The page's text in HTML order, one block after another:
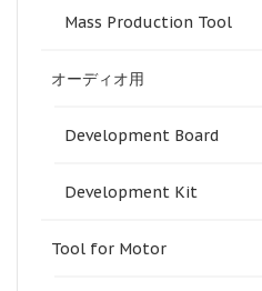
Mass Production Tool
オーディオ用
Development Board
Development Kit
Tool for Motor